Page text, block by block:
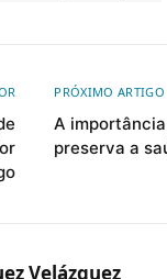
PRÓXIMO ARTIGO
A
preserva a
Velázquez